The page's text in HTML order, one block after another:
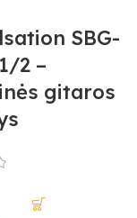
SBG-
2 –
gitaros